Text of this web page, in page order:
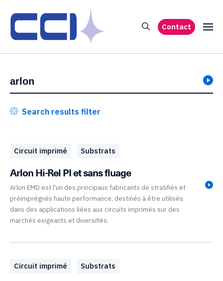
Contact
Search results filter
Circuit imprimé Substrats
Arlon Hi-Rel PI et sans fluage
Arlon EMD est l'un des principaux fabricants de stratifiés et
préimprégnés haute performance, destinés à être utilisés
dans des applications liées aux circuits imprimés sur des
marchés exigeants et diversifiés.
Circuit imprimé Substrats